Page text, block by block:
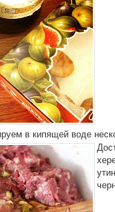
в кипящей воде